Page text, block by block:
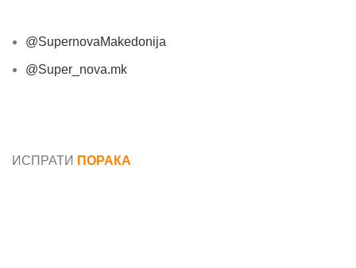
@SupernovaMakedonija
@Super_nova.mk
ИСПРАТИ ПОРАКА